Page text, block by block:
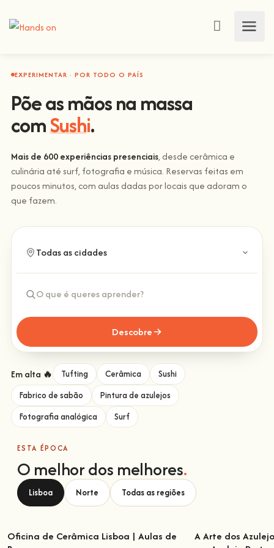
EXPERIMENTAR · POR TODO O PAÍS
Põe as mãos na massa
comSushi.
Mais de 600 experiências presenciais, desde cerâmica e
culinária até surf, fotografia e música. Reservas feitas em
poucos minutos, com aulas dadas por locais que adoram o
que fazem.
Descobre
Em alta 🔥 Tufting Cerâmica
Sushi
Fabrico de sabão
Pintura de azulejos
Fotografia analógica
Surf
ESTA ÉPOCA
O melhor dos melhores.
Lisboa Norte Todas as regiões
Oficina de Cerâmica Lisboa | Aulas de
A Arte dos